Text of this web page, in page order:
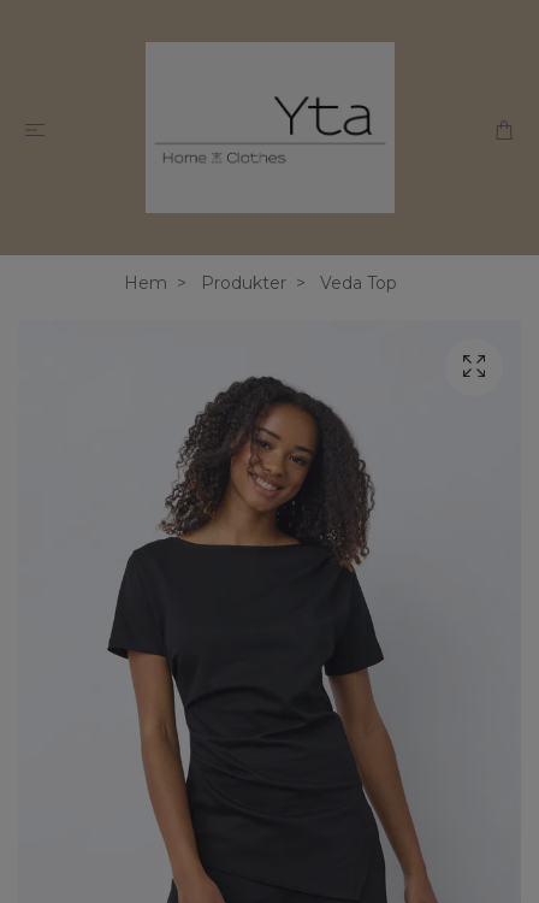
Hem Produkter Veda Top